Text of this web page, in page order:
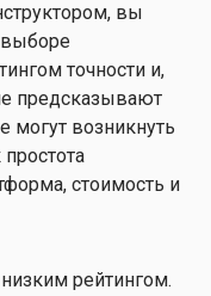
вы
точности и,
предсказывают
могут возникнуть
стоимость и
рейтингом.